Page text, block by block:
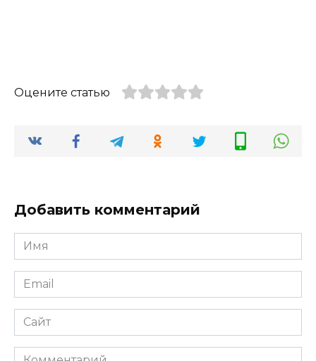
Оцените статью
Добавить комментарий
Имя
*
Email
*
Сайт
Комментарий